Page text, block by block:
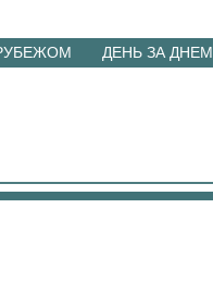
ДЕНЬ ЗА ДНЕМ